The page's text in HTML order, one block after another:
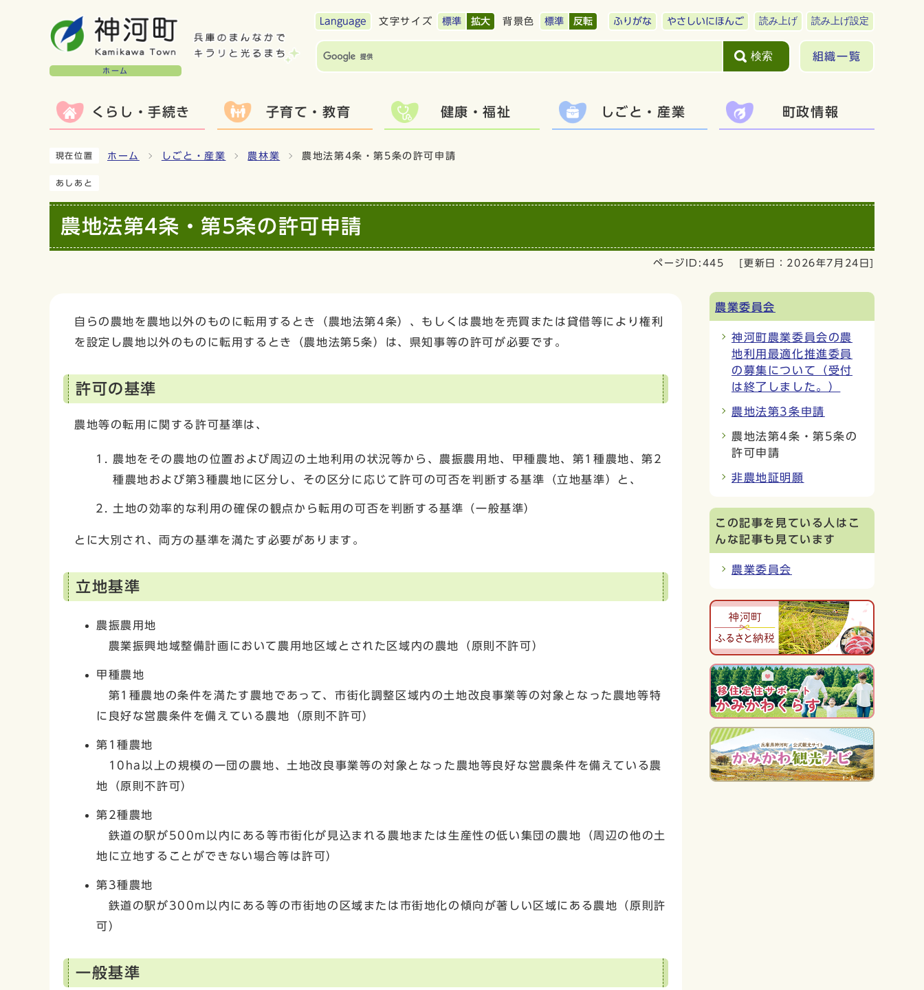
ホーム
Language 文字サイズ 標準 拡大 背景色 標準 反転 ふりがな やさしいにほんご 読み上げ 読み上げ設定
検索 組織一覧
くらし・手続き 子育て・教育 健康・福祉 しごと・産業 町政情報
現在位置 ホーム しごと・産業 農林業 農地法第4条・第5条の許可申請
あしあと
農地法第4条・第5条の許可申請
ページID:445 [更新日： 2026年7月24日
自らの農地を農地以外のものに転用するとき（農地法第4条）、もしくは農地を売買または貸借等により権利
を設定し農地以外のものに転用するとき（農地法第5条）は、県知事等の許可が必要です。
許可の基準
農地等の転用に関する許可基準は、
農地をその農地の位置および周辺の土地利用の状況等から、農振農用地、甲種農地、第1種農地、第2
種農地および第3種農地に区分し、その区分に応じて許可の可否を判断する基準（立地基準）と、
土地の効率的な利用の確保の観点から転用の可否を判断する基準（一般基準）
とに大別され、両方の基準を満たす必要があります。
立地基準
農振農用地
農業振興地域整備計画において農用地区域とされた区域内の農地（原則不許可）
甲種農地
第1種農地の条件を満たす農地であって、市街化調整区域内の土地改良事業等の対象となった農地等特
に良好な営農条件を備えている農地（原則不許可）
第1種農地
10ha以上の規模の一団の農地、土地改良事業等の対象となった農地等良好な営農条件を備えている農
地（原則不許可）
第2種農地
鉄道の駅が500m以内にある等市街化が見込まれる農地または生産性の低い集団の農地（周辺の他の土
地に立地することができない場合等は許可）
第3種農地
鉄道の駅が300m以内にある等の市街地の区域または市街地化の傾向が著しい区域にある農地（原則許
可）
一般基準
農業委員会
神河町農業委員会の農
地利用最適化推進委員
の募集について（受付
は終了しました。）
農地法第3条申請
農地法第4条・第5条の
許可申請
非農地証明願
この記事を見ている人はこ
んな記事も見ています
農業委員会